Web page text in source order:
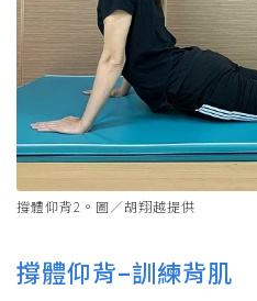
撐體仰背2。圖／胡翔越提供
撐體仰背–訓練背肌